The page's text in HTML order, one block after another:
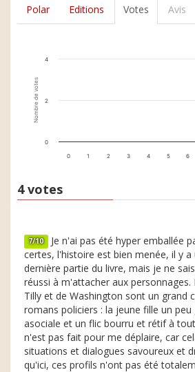
Polar Editions Votes Avis
Nombre de votes
0 1 2 3 4 5 6
0
2
4
4 votes
7/10 Je n'ai pas été hyper emballée
certes, l'histoire est bien menée, il y a
dernière partie du livre, mais je ne
réussi à m'attacher aux personnages.
Tilly et de Washington sont un grand
romans policiers : la jeune fille un
asociale et un flic bourru et rétif à
n'est pas fait pour me déplaire, car
situations et dialogues savoureux et
qu'ici, ces profils n'ont pas été